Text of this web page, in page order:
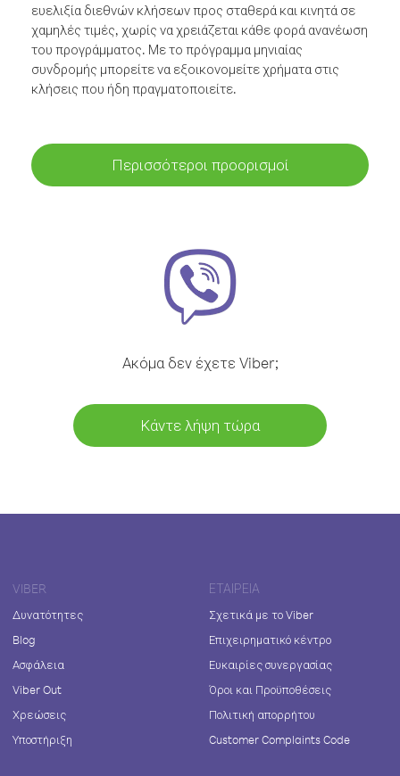
ευελιξία διεθνών κλήσεων προς σταθερά και κινητά σε
χαμηλές τιμές, χωρίς να χρειάζεται κάθε φορά ανανέωση
του προγράμματος. Με το πρόγραμμα μηνιαίας
συνδρομής μπορείτε να εξοικονομείτε χρήματα στις
κλήσεις που ήδη πραγματοποιείτε.
Περισσότεροι προορισμοί
Ακόμα δεν έχετε Viber;
Κάντε λήψη τώρα
VIBER
Δυνατότητες
Blog
Ασφάλεια
Viber Out
Χρεώσεις
Υποστήριξη
ΕΤΑΙΡΕΊΑ
Σχετικά με το Viber
Επιχειρηματικό κέντρο
Ευκαιρίες συνεργασίας
Όροι και Προϋποθέσεις
Πολιτική απορρήτου
Customer Complaints Code